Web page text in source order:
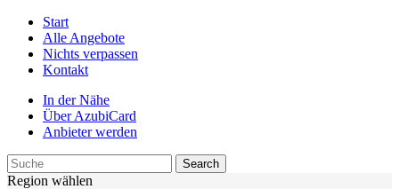
Start
Alle Angebote
Nichts verpassen
Kontakt
In der Nähe
Über AzubiCard
Anbieter werden
Region wählen